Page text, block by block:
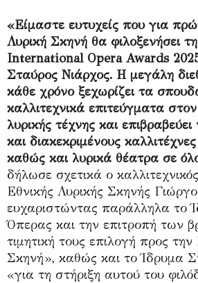
«Είμαστε ευτυχείς που για
Λυρική Σκηνή θα φιλοξενήσει
International Opera Awards
Σταύρος Νιάρχος. Η μεγάλη
κάθε χρόνο ξεχωρίζει τα
καλλιτεχνικά επιτεύγματα
λυρικής τέχνης και
και διακεκριμένους
καθώς και λυρικά θέατρα σε
δήλωσε σχετικά ο
Εθνικής Λυρικής Σκηνής
ευχαριστώντας παράλληλα το
Όπερας και την επιτροπή των
τιμητική τους επιλογή προς την
Σκηνή», καθώς και το Ίδρυμα
«για τη στήριξη αυτού του